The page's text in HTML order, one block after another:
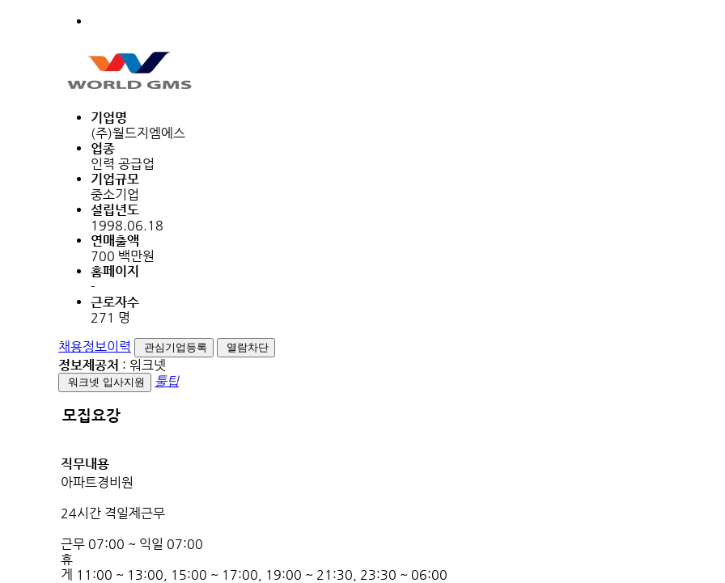
기업명
(주)월드지엠에스
업종
인력 공급업
기업규모
중소기업
설립년도
1998.06.18
연매출액
700 백만원
홈페이지
-
근로자수
271 명
채용정보이력
관심기업등록 열람차단
정보제공처 : 워크넷
워크넷 입사지원 툴팁
모집요강
직무내용
아파트경비원
24시간 격일제근무
근무 07:00 ~ 익일 07:00
휴
게 11:00 ~ 13:00, 15:00 ~ 17:00, 19:00 ~ 21:30, 23:30 ~ 06:00